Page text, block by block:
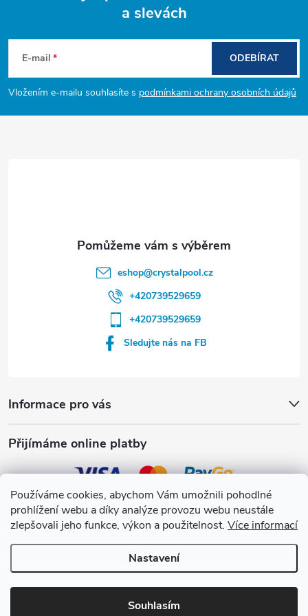
Používáme cookies, abychom Vám umožnili pohodlné
prohlížení webu a díky analýze provozu webu neustále
zlepšovali jeho funkce, výkon a použitelnost. Více informací
Nastavení
Souhlasím
p
a
a slevách
E-mail
Vložením e-mailu souhlasíte s podmínkami ochrany osobních údajů
ODEBÍRAT
Informace pro vás
Přijímáme online platby
eshop@crystalpool.cz
+420739529659
+420739529659
Sledujte nás na FB
Crystalpool s.r.o.
Copyright 2026Crystalpool e-shop. Všechna práva vyhrazena.Upravit
nastavení cookies